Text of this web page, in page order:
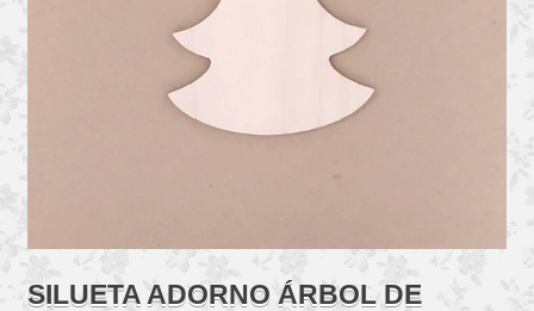
SILUETA ADORNO ÁRBOL DE